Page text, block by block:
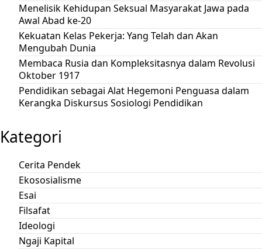
Menelisik Kehidupan Seksual Masyarakat Jawa pada
Awal Abad ke-20
Kekuatan Kelas Pekerja: Yang Telah dan Akan
Mengubah Dunia
Membaca Rusia dan Kompleksitasnya dalam Revolusi
Oktober 1917
Pendidikan sebagai Alat Hegemoni Penguasa dalam
Kerangka Diskursus Sosiologi Pendidikan
Kategori
Cerita Pendek
Ekososialisme
Esai
Filsafat
Ideologi
Ngaji Kapital